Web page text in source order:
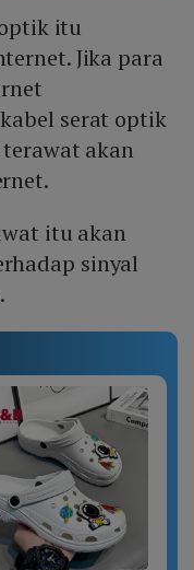
itu
Jika para
serat optik
akan
itu akan
sinyal